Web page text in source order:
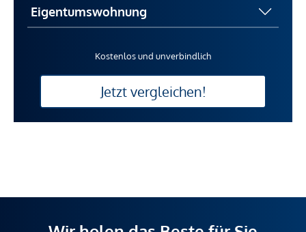
Kostenlos und unverbindlich
Jetzt vergleichen!